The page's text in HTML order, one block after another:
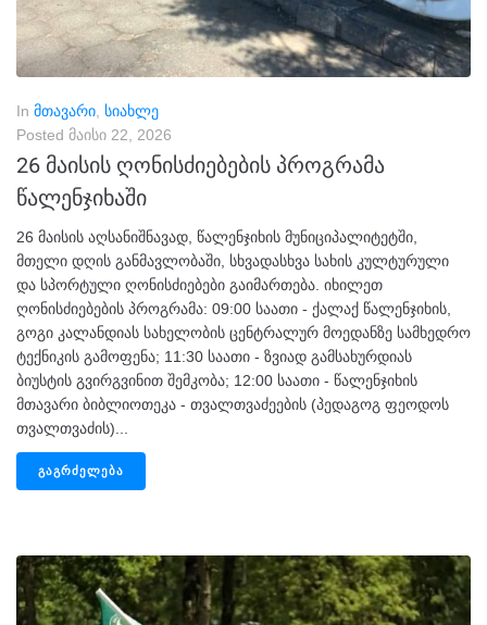
In მთავარი სიახლე
Posted მაისი 22, 2026
26 მაისის ღონისძიებების პროგრამა
წალენჯიხაში
26 მაისის აღსანიშნავად, წალენჯიხის მუნიციპალიტეტში,
მთელი დღის განმავლობაში, სხვადასხვა სახის კულტურული
და სპორტული ღონისძიებები გაიმართება. იხილეთ
ღონისძიებების პროგრამა: 09:00 საათი - ქალაქ წალენჯიხის,
გოგი კალანდიას სახელობის ცენტრალურ მოედანზე სამხედრო
ტექნიკის გამოფენა; 11:30 საათი - ზვიად გამსახურდიას
ბიუსტის გვირგვინით შემკობა; 12:00 საათი - წალენჯიხის
მთავარი ბიბლიოთეკა - თვალთვაძეების (პედაგოგ ფეოდოს
თვალთვაძის)...
ᲒᲐᲒᲠᲫᲔᲚᲔᲑᲐ